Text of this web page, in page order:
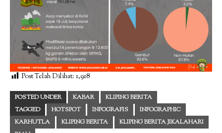
Post Telah Dilihat: 1,918
POSTED UNDER KABAR
KLIPING BERITA
TAGGED
HOTSPOT INFOGRAFIS
INFOGRAPHIC
KARHUTLA
KLIPING BERITA
KLIPING BERITA JIKALAHARI